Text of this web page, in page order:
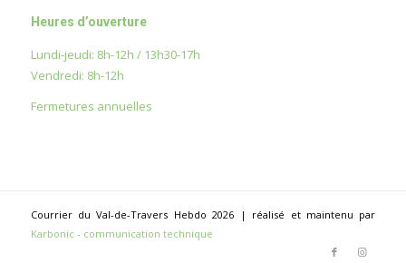
Heures d’ouverture
Lundi-jeudi: 8h-12h / 13h30-17h
Vendredi: 8h-12h
Fermetures annuelles
Courrier du Val-de-Travers Hebdo 2026 | réalisé et maintenu par
Karbonic - communication technique